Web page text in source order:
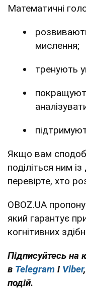
Математичні
мислення;
тренують
Якщо вам
поділіться ним
перевірте, хто
OBOZ.UA
який гарантує
когнітивних
Підписуйтесь на
в Telegram і Viber
подій.